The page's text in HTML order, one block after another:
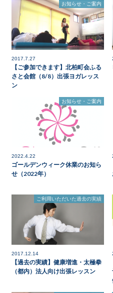
お知らせ・ご案内
2017.7.27
【ご参加できます】北柏町会ふる
さと会館（8/8）出張ヨガレッス
ン
お知らせ・ご案内
2022.4.22
ゴールデンウィーク休業のお知ら
せ（2022年）
ご利用いただいた過去の実績
2017.12.14
【過去の実績】健康増進・太極拳
（都内）法人向け出張レッスン